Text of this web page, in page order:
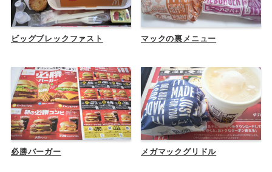
ビッグブレックファスト マックの裏メニュー
必勝バーガー メガマックグリドル